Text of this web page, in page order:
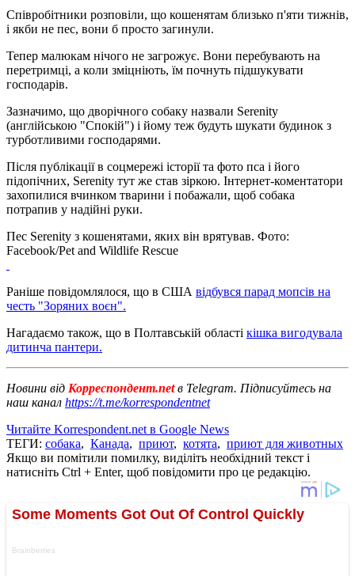
Співробітники розповіли, що кошенятам близько п'яти тижнів,
і якби не пес, вони б просто загинули.
Тепер малюкам нічого не загрожує. Вони перебувають на
перетримці, а коли зміцніють, їм почнуть підшукувати
господарів.
Зазначимо, що дворічного собаку назвали Serenity
(англійською "Спокій") і йому теж будуть шукати будинок з
турботливими господарями.
Після публікації в соцмережі історії та фото пса і його
підопічних, Serenity тут же став зіркою. Інтернет-коментатори
захопилися вчинком тварини і побажали, щоб собака
потрапив у надійні руки.
Пес Serenity з кошенятами, яких він врятував. Фото:
Facebook/Pet and Wildlife Rescue
Раніше повідомлялося, що в США відбувся парад мопсів на
честь "Зоряних воєн".
Нагадаємо також, що в Полтавській області кішка вигодувала
дитинча пантери.
Новини від Корреспондент.netв Telegram. Підписуйтесь на
наш канал https://t.me/korrespondentnet
Читайте Korrespondent.net в Google News
ТЕГИ: собака, Канада, приют, котята, приют для животных
Якщо ви помітили помилку, виділіть необхідний текст і
натисніть Ctrl + Enter, щоб повідомити про це редакцію.